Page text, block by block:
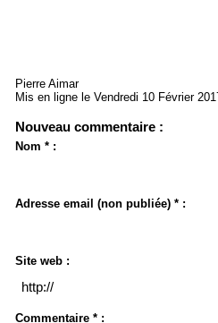
Pierre Aimar
Mis en ligne le Vendredi 10 Février
Nouveau commentaire :
Nom * :
Adresse email (non publiée) * :
Site web :
Commentaire * :